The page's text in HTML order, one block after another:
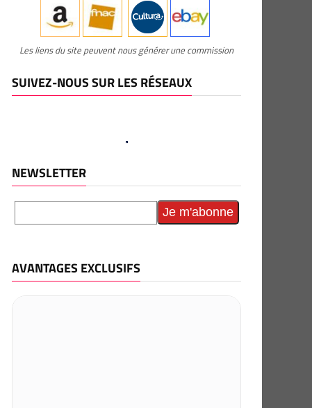
Les liens du site peuvent nous générer une commission
SUIVEZ-NOUS SUR LES RÉSEAUX
NEWSLETTER
AVANTAGES EXCLUSIFS